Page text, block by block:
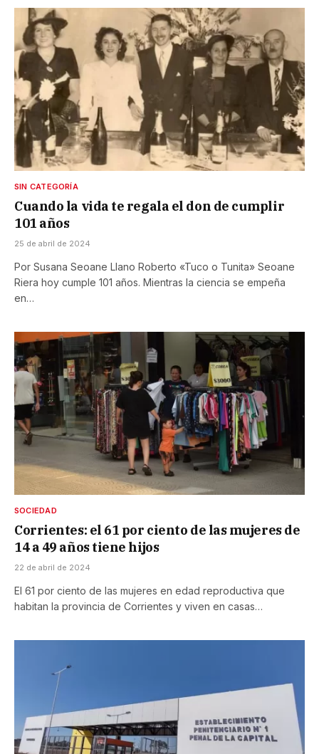
SIN CATEGORÍA
Cuando la vida te regala el don de cumplir
101 años
25 de abril de 2024
Por Susana Seoane Llano Roberto «Tuco o Tunita» Seoane
Riera hoy cumple 101 años. Mientras la ciencia se empeña
en…
SOCIEDAD
Corrientes: el 61 por ciento de las mujeres de
14 a 49 años tiene hijos
22 de abril de 2024
El 61 por ciento de las mujeres en edad reproductiva que
habitan la provincia de Corrientes y viven en casas…